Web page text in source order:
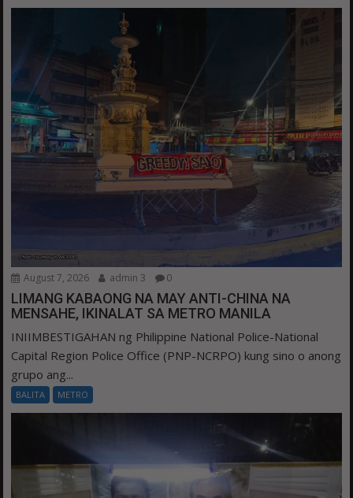
August 7, 2026 admin 3 0
LIMANG KABAONG NA MAY ANTI-CHINA NA
MENSAHE, IKINALAT SA METRO MANILA
INIIMBESTIGAHAN ng Philippine National Police-National
Capital Region Police Office (PNP-NCRPO) kung sino o anong
grupo ang...
BALITA METRO